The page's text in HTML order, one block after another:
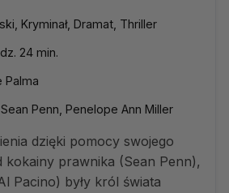
Kryminał, Dramat, Thriller
24 min.
Palma
Penn, Penelope Ann Miller
dzięki pomocy swojego
kokainy prawnika (Sean Penn),
Pacino) były król świata